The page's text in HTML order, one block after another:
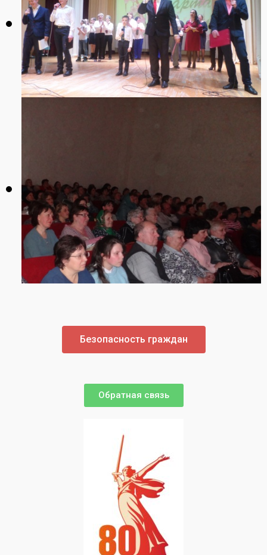
Безопасность граждан
Обратная связь